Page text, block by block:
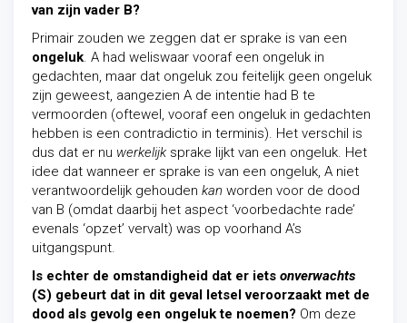
van zijn vader B?
Primair zouden we zeggen dat er sprake is van een
ongeluk. A had weliswaar vooraf een ongeluk in
gedachten, maar dat ongeluk zou feitelijk geen ongeluk
zijn geweest, aangezien A de intentie had B te
vermoorden (oftewel, vooraf een ongeluk in gedachten
hebben is een contradictio in terminis). Het verschil is
dus dat er nu werkelijk sprake lijkt van een ongeluk. Het
idee dat wanneer er sprake is van een ongeluk, A niet
verantwoordelijk gehouden kan worden voor de dood
van B (omdat daarbij het aspect ‘voorbedachte rade’
evenals ‘opzet’ vervalt) was op voorhand A’s
uitgangspunt.
Is echter de omstandigheid dat er iets onverwachts
(S) gebeurt dat in dit geval letsel veroorzaakt met de
dood als gevolg een ongeluk te noemen? Om deze